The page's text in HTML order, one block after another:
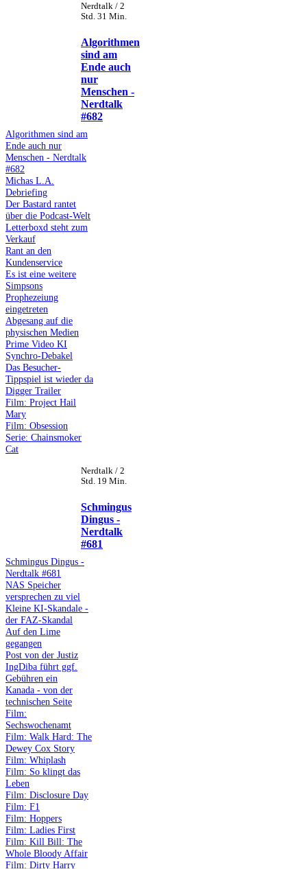
Nerdtalk / 2
Std. 31 Min.
Algorithmen
sind am
Ende auch
nur
Menschen -
Nerdtalk
#682
Algorithmen sind am
Ende auch nur
Menschen - Nerdtalk
#682
Michas L.A.
Debriefing
Der Bastard rantet
über die Podcast-Welt
Letterboxd steht zum
Verkauf
Rant an den
Kundenservice
Es ist eine weitere
Simpsons
Prophezeiung
eingetreten
Abgesang auf die
physischen Medien
Prime Video KI
Synchro-Debakel
Das Besucher-
Tippspiel ist wieder da
Digger Trailer
Film: Project Hail
Mary
Film: Obsession
Serie: Chainsmoker
Cat
Nerdtalk / 2
Std. 19 Min.
Schmingus
Dingus -
Nerdtalk
#681
Schmingus Dingus -
Nerdtalk #681
NAS Speicher
versprechen zu viel
Kleine KI-Skandale -
der FAZ-Skandal
Auf den Lime
gegangen
Post von der Justiz
IngDiba führt ggf.
Gebühren ein
Kanada - von der
technischen Seite
Film:
Sechswochenamt
Film: Walk Hard: The
Dewey Cox Story
Film: Whiplash
Film: So klingt das
Leben
Film: Disclosure Day
Film: F1
Film: Hoppers
Film: Ladies First
Film: Kill Bill: The
Whole Bloody Affair
Film: Dirty Harry